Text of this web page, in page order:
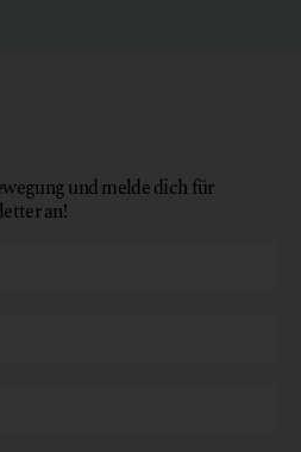
und melde dich für
an!